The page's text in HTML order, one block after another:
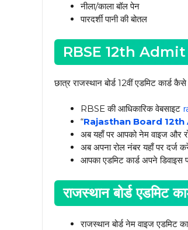
नीला/काला बॉल पेन
पारदर्शी पानी की बोतल
RBSE 12th Admit
छात्र राजस्थान बोर्ड 12वीं एडमिट कार्ड
RBSE की आधिकारिक वेबसाइट
“Rajasthan Board
अब यहाँ पर आपको नेम वाइज और
अब अपना रोल नंबर यहाँ पर दर्ज
आपका एडमिट कार्ड अपने
राजस्थान बोर्ड एडमिट
राजस्थान बोर्ड नेम वाइज एडमिट